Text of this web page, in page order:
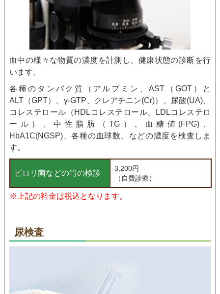
血中の様々な物質の濃度を計測し、健康状態の診断を行
います。
各種のタンパク質（アルブミン、AST（GOT）と
ALT（GPT）、γ-GTP、クレアチニン(Cr)）、尿酸(UA)、
コレステロール（HDLコレステロール、LDLコレステロ
ール）、中性脂肪（TG）、血糖値(FPG)、
HbA1C(NGSP)、各種の血球数、などの濃度を検査しま
す。
ピロリ菌などの胃の検診
3,200円
（自費診療）
※上記の料金は税込となります。
尿検査